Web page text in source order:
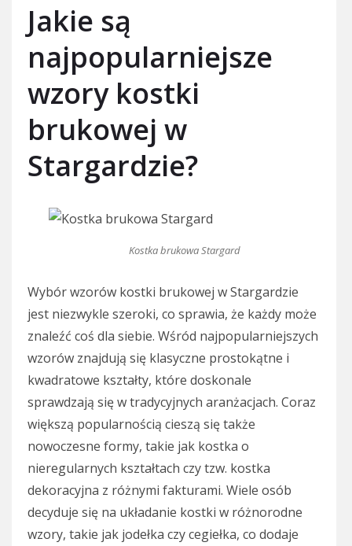
Jakie są
najpopularniejsze
wzory kostki
brukowej w
Stargardzie?
Kostka brukowa Stargard
Wybór wzorów kostki brukowej w Stargardzie
jest niezwykle szeroki, co sprawia, że każdy może
znaleźć coś dla siebie. Wśród najpopularniejszych
wzorów znajdują się klasyczne prostokątne i
kwadratowe kształty, które doskonale
sprawdzają się w tradycyjnych aranżacjach. Coraz
większą popularnością cieszą się także
nowoczesne formy, takie jak kostka o
nieregularnych kształtach czy tzw. kostka
dekoracyjna z różnymi fakturami. Wiele osób
decyduje się na układanie kostki w różnorodne
wzory, takie jak jodełka czy cegiełka, co dodaje